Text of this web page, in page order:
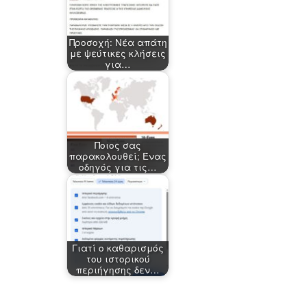
Προσοχή: Νέα απάτη
με ψεύτικες κλήσεις
για…
Ποιος σας
παρακολουθεί; Ένας
οδηγός για τις…
Γιατί ο καθαρισμός
του ιστορικού
περιήγησης δεν…